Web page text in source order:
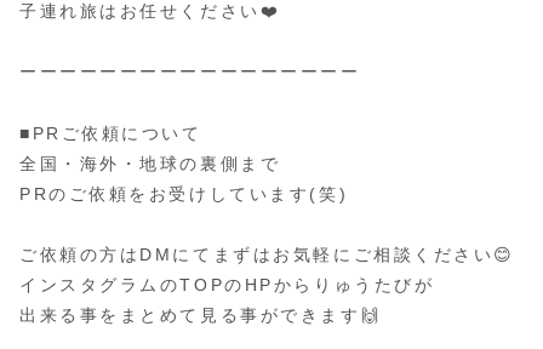
子連れ旅はお任せください❤️
ーーーーーーーーーーーーーーーーー
■PRご依頼について
全国・海外・地球の裏側まで
PRのご依頼をお受けしています(笑)
ご依頼の方はDMにてまずはお気軽にご相談ください😊
インスタグラムのTOPのHPからりゅうたびが
出来る事をまとめて見る事ができます🙌